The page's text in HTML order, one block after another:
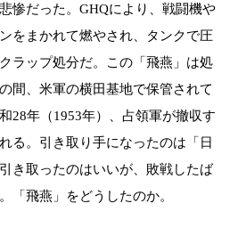
惨だった。GHQにより、戦闘機や
をまかれて燃やされ、タンクで圧
ラップ処分だ。この「飛燕」は処
間、米軍の横田基地で保管されて
28年（1953年）、占領軍が撤収す
る。引き取り手になったのは「日
き取ったのはいいが、敗戦したば
「飛燕」をどうしたのか。